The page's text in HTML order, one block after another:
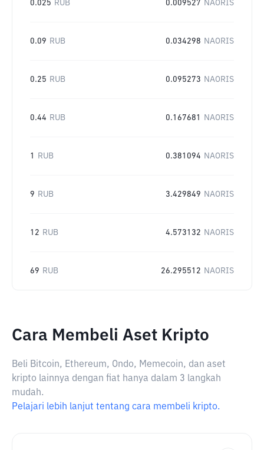
0.025 RUB 0.009527 NAORIS
0.09 RUB 0.034298 NAORIS
0.25 RUB 0.095273 NAORIS
0.44 RUB 0.167681 NAORIS
1 RUB 0.381094 NAORIS
9 RUB 3.429849 NAORIS
12 RUB 4.573132 NAORIS
69 RUB 26.295512 NAORIS
Cara Membeli Aset Kripto
Beli Bitcoin, Ethereum, Ondo, Memecoin, dan aset
kripto lainnya dengan fiat hanya dalam 3 langkah
mudah.
Pelajari lebih lanjut tentang cara membeli kripto.